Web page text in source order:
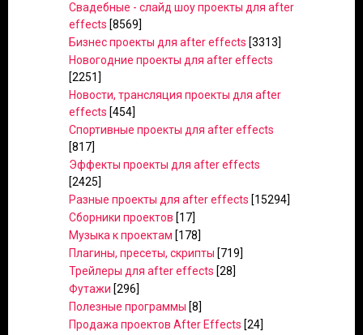
Свадебные - слайд шоу проекты для after
effects [8569]
Бизнес проекты для after effects [3313]
Новогодние проекты для after effects
[2251]
Новости, трансляция проекты для after
effects [454]
Спортивные проекты для after effects
[817]
Эффекты проекты для after effects
[2425]
Разные проекты для after effects [15294]
Сборники проектов [17]
Музыка к проектам [178]
Плагины, пресеты, скрипты [719]
Трейлеры для after effects [28]
Футажи [296]
Полезные программы [8]
Продажа проектов After Effects [24]